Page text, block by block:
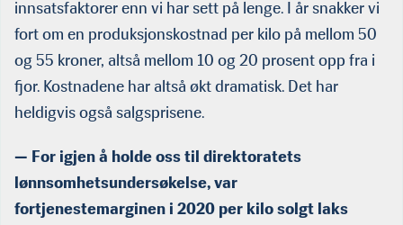
innsatsfaktorer enn vi har sett på lenge. I år snakker vi
fort om en produksjonskostnad per kilo på mellom 50
og 55 kroner, altså mellom 10 og 20 prosent opp fra i
fjor. Kostnadene har altså økt dramatisk. Det har
heldigvis også salgsprisene.
— For igjen å holde oss til direktoratets
lønnsomhetsundersøkelse, var
fortjenestemarginen i 2020 per kilo solgt laks